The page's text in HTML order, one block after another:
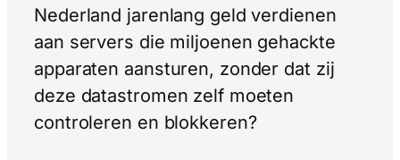
Nederland jarenlang geld verdienen
aan servers die miljoenen gehackte
apparaten aansturen, zonder dat zij
deze datastromen zelf moeten
controleren en blokkeren?